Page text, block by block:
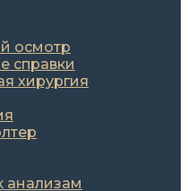
осмотр
справки
хирургия
анализам